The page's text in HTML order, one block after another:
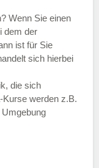
Wenn Sie einen
dem der
ist für Sie
sich hierbei
die sich
werden z.B.